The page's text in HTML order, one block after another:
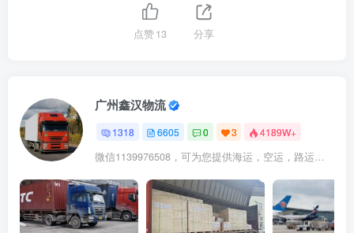
点赞13 分享
广州鑫汉物流
1318 6605 0 3 4189W+
微信1139976508，可为您提供海运，空运，路运，铁路运输